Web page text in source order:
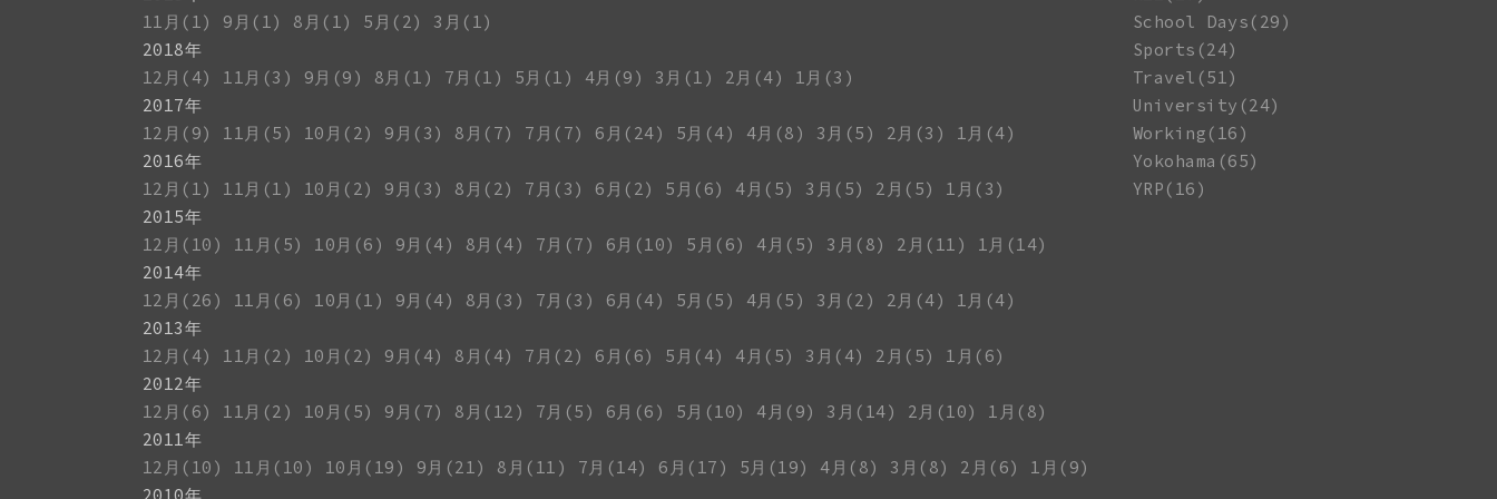
11月(1)
9月(1) 8月(1) 5月(2)
3月(1)
2018年
12月(4)
11月(3) 9月(9) 8月(1) 7月(1) 5月(1) 4月(9) 3月(1) 2月(4)
1月(3)
2017年
12月(9)
11月(5) 10月(2) 9月(3) 8月(7) 7月(7) 6月(24) 5月(4) 4月(8) 3月(5) 2月(3)
1月(4)
2016年
12月(1)
11月(1) 10月(2) 9月(3) 8月(2) 7月(3) 6月(2) 5月(6) 4月(5) 3月(5) 2月(5)
1月(3)
2015年
12月(10)
11月(5) 10月(6) 9月(4) 8月(4) 7月(7) 6月(10) 5月(6) 4月(5) 3月(8) 2月(11)
1月(14)
2014年
12月(26)
11月(6) 10月(1) 9月(4) 8月(3) 7月(3) 6月(4) 5月(5) 4月(5) 3月(2) 2月(4)
1月(4)
2013年
12月(4)
11月(2) 10月(2) 9月(4) 8月(4) 7月(2) 6月(6) 5月(4) 4月(5) 3月(4) 2月(5)
1月(6)
2012年
12月(6)
11月(2) 10月(5) 9月(7) 8月(12) 7月(5) 6月(6) 5月(10) 4月(9) 3月(14) 2月(10)
1月(8)
2011年
12月(10)
11月(10) 10月(19) 9月(21) 8月(11) 7月(14) 6月(17) 5月(19) 4月(8) 3月(8) 2月(6)
1月(9)
School Days(29)
Sports(24)
Travel(51)
University(24)
Working(16)
Yokohama(65)
YRP(16)